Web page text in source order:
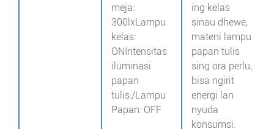
meja:
300lxLampu
kelas:
ON Intensitas
iluminasi
papan
tulis:/Lampu
Papan: OFF
ing kelas
sinau dhewe,
mateni lampu
papan tulis
sing ora perlu,
bisa ngirit
energi lan
nyuda
konsumsi.